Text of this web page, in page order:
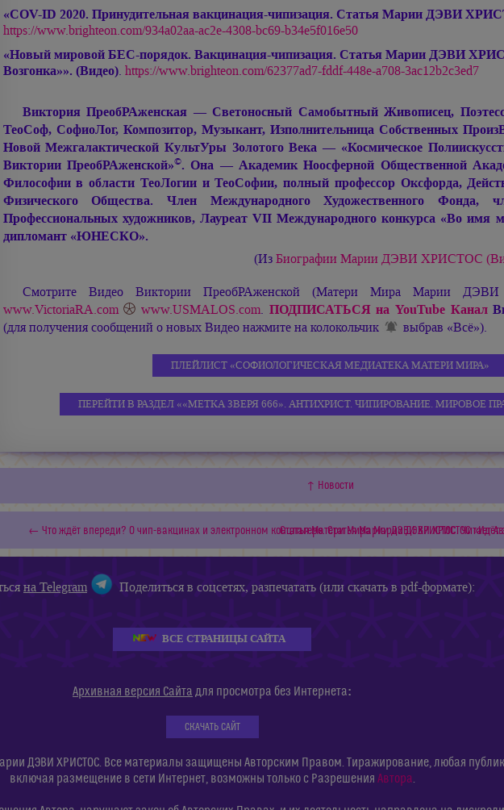
«COV-ID 2020. Принудительная вакцинация-чипизация. СтатьяМарии ДЭВИ
https://www.brighteon.com/934a02aa-ac2e-4308-bc69-b34e5f016e50
«Новый мировой БЕС-порядок. Вакцинация-чипизация. СтатьяМарии ДЭВИ
Возгонка»». (Видео). https://www.brighteon.com/62377ad7-fddf-448e-a708-3ac12b2c3ed7
Виктория ПреобРАженская — Светоносный Самобытный Живописец,
ТеоСоф, СофиоЛог, Композитор, Музыкант, Изполнительница Собственных
Новой Межгалактической КультУры Золотого Века — «Космическое
Виктории ПреобРАженской»©. Она — Академик Ноосферной Общественной
Философии в области ТеоЛогии и ТеоСофии, полный профессор Оксфорда,
Физического Общества. Член Международного Художественного Фонда,
Профессиональных художников, Лауреат VII Международного конкурса «Во имя
дипломант «ЮНЕСКО».
(ИзБиографии Марии ДЭВИ ХРИСТОС
Смотрите Видео Виктории ПреобРАженской (Матери Мира Марии
www.VictoriaRA.com
www.USMALOS.com. ПОДПИСАТЬСЯ на YouTube Канал
(для получения сообщений о новых Видео нажмите на колокольчик
выбрав «Всё»).
ПЛЕЙЛИСТ «СОФИОЛОГИЧЕСКАЯ МЕДИАТЕКА МАТЕРИ МИРА»
ПЕРЕЙТИ В РАЗДЕЛ ««МЕТКА ЗВЕРЯ 666». АНТИХРИСТ. ЧИПИРОВАНИЕ. МИРОВОЕ
↑ Новости
← Что ждёт впереди? О чип-вакцинах и электронном концлагере. Статья Марии ДЭВИ ХРИСТОС. Читает
Статья Матери Мира Марии ДЭВИ ХРИСТОС
на Telegram Поделиться в соцсетях, разпечатать (или скачать в pdf-формате):
ВСЕ СТРАНИЦЫ САЙТА
Архивная версия Сайта для просмотра без Интернета:
СКАЧАТЬ САЙТ
ДЭВИ ХРИСТОС. Все материалы защищены Авторским Правом. Тиражирование, любая
включая размещение в сети Интернет, возможны только с Разрешения Автора.